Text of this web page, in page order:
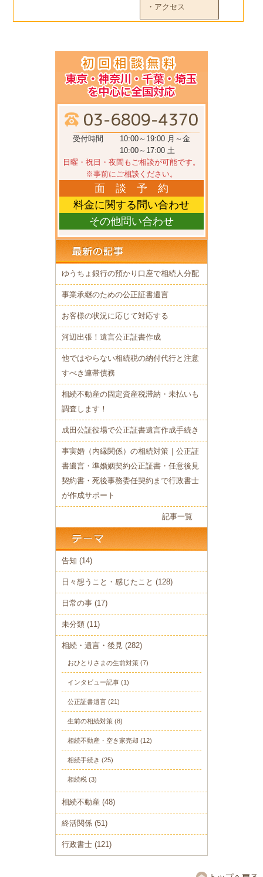
・アクセス
受付時間
10:00～19:00 月～金
10:00～17:00 土
日曜・祝日・夜間もご相談が可能です。
※事前にご相談ください。
面 談 予 約
料金に関する問い合わせ
その他問い合わせ
ゆうちょ銀行の預かり口座で相続人分配
事業承継のための公正証書遺言
お客様の状況に応じて対応する
河辺出張！遺言公正証書作成
他ではやらない相続税の納付代行と注意
すべき連帯債務
相続不動産の固定資産税滞納・未払いも
調査します！
成田公証役場で公正証書遺言作成手続き
事実婚（内縁関係）の相続対策｜公正証
書遺言・準婚姻契約公正証書・任意後見
契約書・死後事務委任契約まで行政書士
が作成サポート
記事一覧
告知 (14)
日々想うこと・感じたこと (128)
日常の事 (17)
未分類 (11)
相続・遺言・後見 (282)
おひとりさまの生前対策 (7)
インタビュー記事 (1)
公正証書遺言 (21)
生前の相続対策 (8)
相続不動産・空き家売却 (12)
相続手続き (25)
相続税 (3)
相続不動産 (48)
終活関係 (51)
行政書士 (121)